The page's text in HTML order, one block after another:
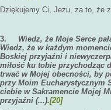
Dziękujemy Ci, Jezu, za to, że
3. Wiedz, że Moje Serce
Wiedz, że w każdym
Boskiej przyjaźni i
miłość ku tobie przychodząc
trwać w Mojej obecności, by
przy Moim Eucharystycznym
ciebie w Sakramencie Mojej
przyjaźni (...).[20]